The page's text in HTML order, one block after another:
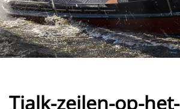
Tjalk-zeilen-op-het-